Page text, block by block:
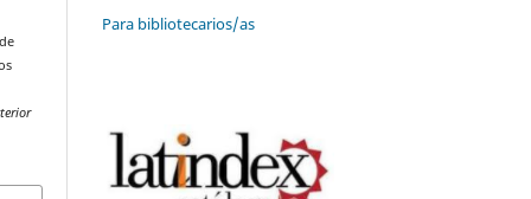
Para bibliotecarios/as